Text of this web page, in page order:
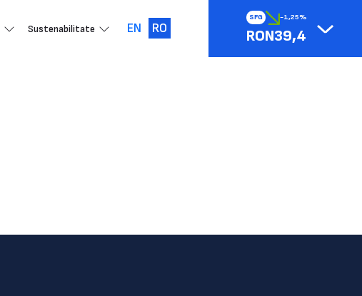
SFG -1,25%
RON39,4
Sustenabilitate EN RO